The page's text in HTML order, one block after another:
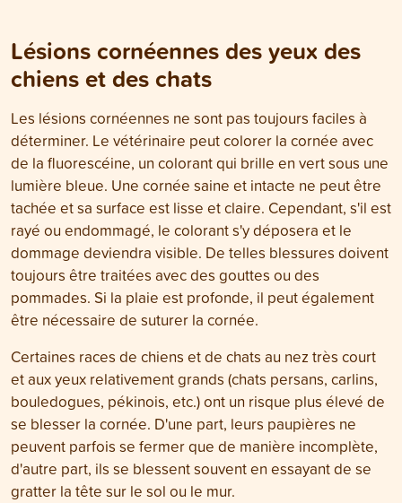
Lésions cornéennes des yeux des
chiens et des chats
Les lésions cornéennes ne sont pas toujours faciles à
déterminer. Le vétérinaire peut colorer la cornée avec
de la fluorescéine, un colorant qui brille en vert sous une
lumière bleue. Une cornée saine et intacte ne peut être
tachée et sa surface est lisse et claire. Cependant, s'il est
rayé ou endommagé, le colorant s'y déposera et le
dommage deviendra visible. De telles blessures doivent
toujours être traitées avec des gouttes ou des
pommades. Si la plaie est profonde, il peut également
être nécessaire de suturer la cornée.
Certaines races de chiens et de chats au nez très court
et aux yeux relativement grands (chats persans, carlins,
bouledogues, pékinois, etc.) ont un risque plus élevé de
se blesser la cornée. D'une part, leurs paupières ne
peuvent parfois se fermer que de manière incomplète,
d'autre part, ils se blessent souvent en essayant de se
gratter la tête sur le sol ou le mur.